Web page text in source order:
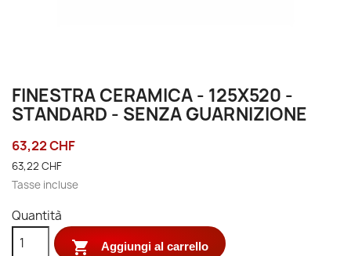
FINESTRA CERAMICA - 125X520 -
STANDARD - SENZA GUARNIZIONE
63,22 CHF
63,22 CHF
Tasse incluse
Quantità
 Aggiungi al carrello